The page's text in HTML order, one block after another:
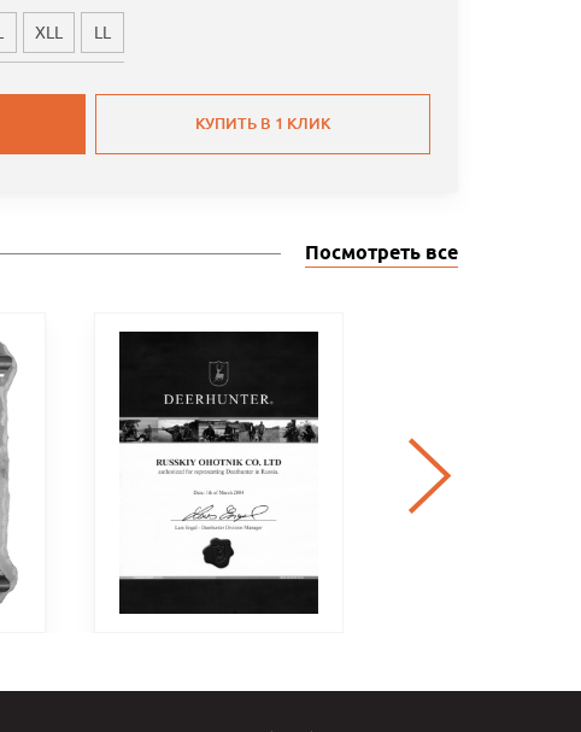
XLL LL
КУПИТЬ В 1 КЛИК
Посмотреть все